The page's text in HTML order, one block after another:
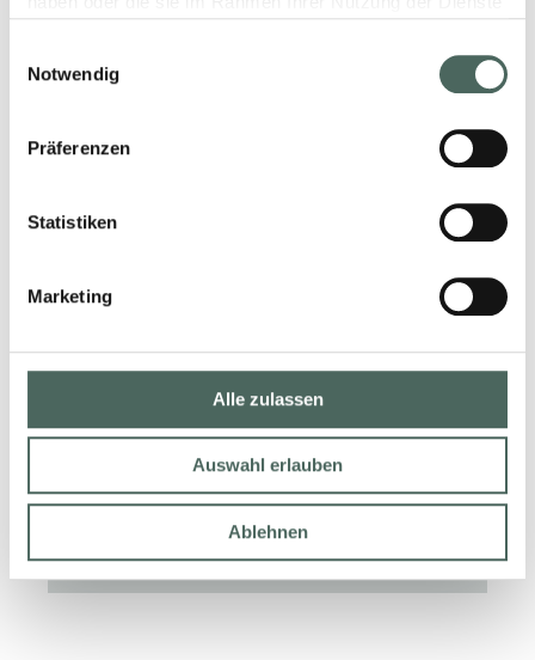
Notwendig
Präferenzen
Statistiken
Marketing
Alle zulassen
Auswahl erlauben
Ablehnen
Garten- und Landschaftsbau - Welche
Produkte sind frost- und
Trockenbau & Baustoffe - welche Platten /
Fliese - Wie viel Verschnitt sollte eingeplant
vorkonfektionierte Lösungen?
SHK / Installation - Welche Systeme sind